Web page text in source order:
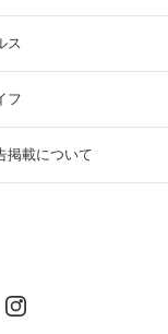
ス
フ
掲載について